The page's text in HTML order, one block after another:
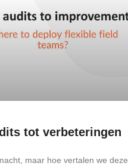
tot verbeteringen
maar hoe vertalen we deze